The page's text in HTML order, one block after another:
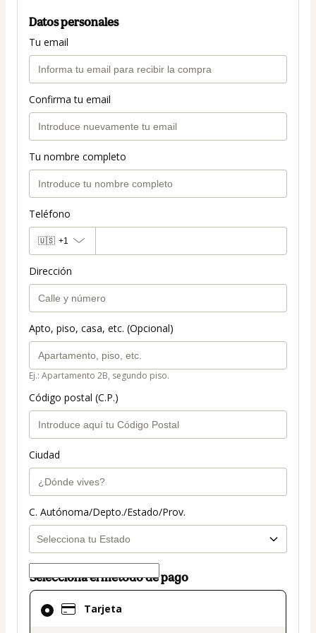
Datos personales
Tu email
Confirma tu email
Tu nombre completo
Teléfono
🇺🇸 +1
Dirección
Apto, piso, casa, etc. (Opcional)
Ej.: Apartamento 2B, segundo piso.
Código postal (C.P.)
Ciudad
C. Autónoma/Depto./Estado/Prov.
Selecciona el método de pago
Tarjeta
El
método